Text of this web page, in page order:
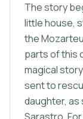
The story
little house,
the
parts of this
magical
sent to
daughter, as